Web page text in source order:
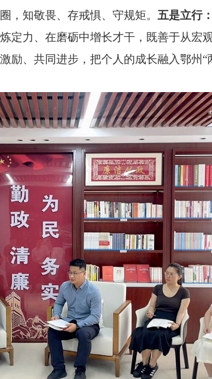
，知敬畏、存戒惧、守规矩。 五是立行
定力、在磨砺中增长才干，既善于从宏
励、共同进步，把个人的成长融入鄂州“